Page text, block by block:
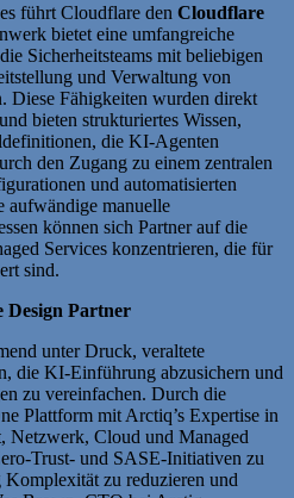
führt Cloudflare den Cloudflare
bietet eine umfangreiche
Sicherheitsteams mit beliebigen
und Verwaltung von
Diese Fähigkeiten wurden direkt
bieten strukturiertes Wissen,
die KI-Agenten
den Zugang zu einem zentralen
und automatisierten
aufwändige manuelle
können sich Partner auf die
Services konzentrieren, die für
sind.
Design Partner
unter Druck, veraltete
die KI-Einführung abzusichern und
zu vereinfachen. Durch die
Plattform mit Arctiq’s Expertise in
Netzwerk, Cloud und Managed
Trust- und SASE-Initiativen zu
zu reduzieren und